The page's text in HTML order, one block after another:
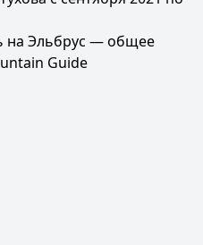
на Эльбрус — общее
Guide